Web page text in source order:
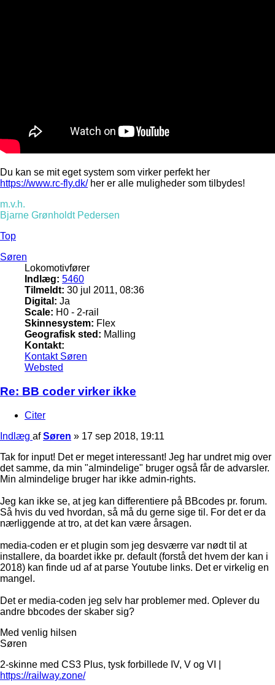
Du kan se mit eget system som virker perfekt her
https://www.rc-fly.dk/her er alle muligheder som tilbydes!
m.v.h.
Bjarne Grønholdt Pedersen
Top
Søren
Lokomotivfører
Indlæg: 5460
Tilmeldt: 30 jul 2011, 08:36
Digital: Ja
Scale: H0 - 2-rail
Skinnesystem: Flex
Geografisk sted: Malling
Kontakt:
Kontakt Søren
Websted
Re: BB coder virker ikke
Citer
Indlæg afSøren » 17 sep 2018, 19:11
Tak for input! Det er meget interessant! Jeg har undret mig over
det samme, da min "almindelige" bruger også får de advarsler.
Min almindelige bruger har ikke admin-rights.
Jeg kan ikke se, at jeg kan differentiere på BBcodes pr. forum.
Så hvis du ved hvordan, så må du gerne sige til. For det er da
nærliggende at tro, at det kan være årsagen.
media-coden er et plugin som jeg desværre var nødt til at
installere, da boardet ikke pr. default (forstå det hvem der kan i
2018) kan finde ud af at parse Youtube links. Det er virkelig en
mangel.
Det er media-coden jeg selv har problemer med. Oplever du
andre bbcodes der skaber sig?
Med venlig hilsen
Søren
2-skinne med CS3 Plus, tysk forbillede IV, V og VI |
https://railway.zone/